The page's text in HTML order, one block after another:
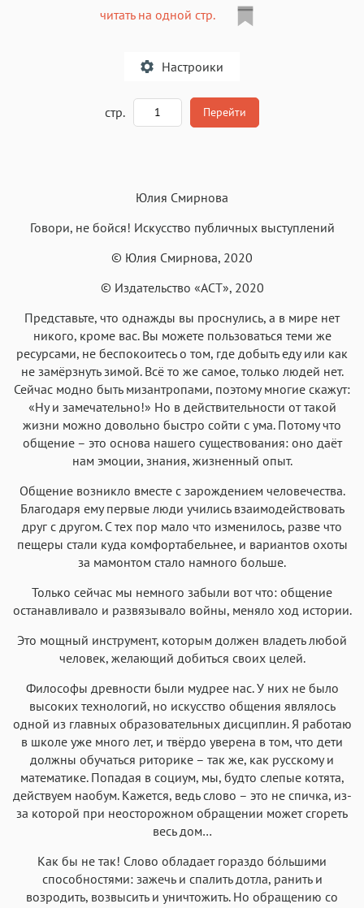
читать на одной стр.
Настроики
Аа Аа
Аа
Iowan
Аа
San Francisco Аа Аа
New York
Аа
Helvetica Neue
Аа Аа Аа
Аа
Courier
Аа
Courier New
Аа
Menlo
Аа
SF Mono
стр. Перейти
Юлия Смирнова
Говори, не бойся! Искусство публичных выступлений
© Юлия Смирнова, 2020
© Издательство «АСТ», 2020
Представьте, что однажды вы проснулись, а в мире нет
никого, кроме вас. Вы можете пользоваться теми же
ресурсами, не беспокоитесь о том, где добыть еду или как
не замёрзнуть зимой. Всё то же самое, только людей нет.
Сейчас модно быть мизантропами, поэтому многие скажут:
«Ну и замечательно!» Но в действительности от такой
жизни можно довольно быстро сойти с ума. Потому что
общение – это основа нашего существования: оно даёт
нам эмоции, знания, жизненный опыт.
Общение возникло вместе с зарождением человечества.
Благодаря ему первые люди учились взаимодействовать
друг с другом. С тех пор мало что изменилось, разве что
пещеры стали куда комфортабельнее, и вариантов охоты
за мамонтом стало намного больше.
Только сейчас мы немного забыли вот что: общение
останавливало и развязывало войны, меняло ход истории.
Это мощный инструмент, которым должен владеть любой
человек, желающий добиться своих целей.
Философы древности были мудрее нас. У них не было
высоких технологий, но искусство общения являлось
одной из главных образовательных дисциплин. Я работаю
в школе уже много лет, и твёрдо уверена в том, что дети
должны обучаться риторике – так же, как русскому и
математике. Попадая в социум, мы, будто слепые котята,
действуем наобум. Кажется, ведь слово – это не спичка, из-
за которой при неосторожном обращении может сгореть
весь дом…
Как бы не так! Слово обладает гораздо бо́льшими
способностями: зажечь и спалить дотла, ранить и
возродить, возвысить и уничтожить. Но обращению со